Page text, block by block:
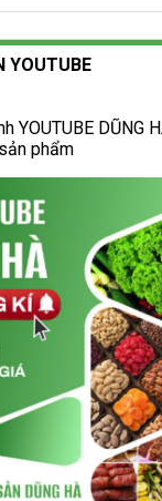
YOUTUBE
YOUTUBE DŨNG
phẩm